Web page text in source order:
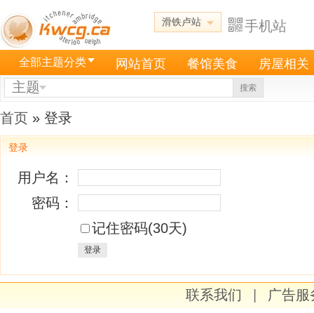
滑铁卢站 手机站
全部主题分类 网站首页 餐馆美食 房屋相关
主题 搜索
首页 » 登录
登录
用户名：
密码：
记住密码(30天)
登录
联系我们
广告服